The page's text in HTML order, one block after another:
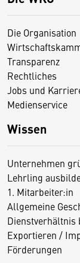
Die Organisation
Transparenz
Rechtliches
Jobs und
Medienservice
Wissen
Unternehmen
Lehrling
1. Mitarbeiter:in
Allgemeine
Dienstverhältnis
Exportieren /
Förderungen